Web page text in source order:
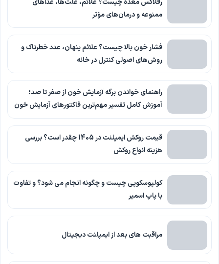
رفلاکس معده چیست؟ علائم، علت‌ها، غذاهای
ممنوعه و درمان‌های مؤثر
فشار خون بالا چیست؟ علائم پنهان، عدد خطرناک و
روش‌های اصولی کنترل در خانه
راهنمای خواندن برگه آزمایش خون از صفر تا صد؛
آموزش کامل تفسیر مهم‌ترین فاکتورهای آزمایش خون
قیمت روکش ایمپلنت در 1405 چقدر است؟ بررسی
هزینه انواع روکش
کولپوسکوپی چیست و چگونه انجام می شود؟ و تفاوت
با پاپ اسمیر
مراقبت های بعد از ایمپلنت دیجیتال